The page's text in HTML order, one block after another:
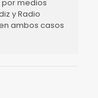
medios
y Radio
ambos casos